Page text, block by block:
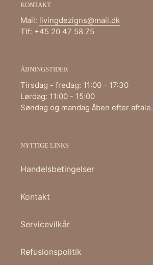
KONTAKT
Mail: livingdezigns@mail.dk
Tlf: +45 20 47 58 75
ÅBNINGSTIDER
Tirsdag - fredag: 11:00 - 17:30
Lørdag: 11:00 - 15:00
Søndag og mandag åben efter aftale.
NYTTIGE LINKS
Handelsbetingelser
Kontakt
Servicevilkår
Refusionspolitik